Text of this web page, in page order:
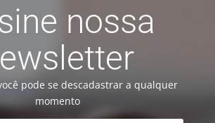
nossa
pode se descadastrar a qualquer
momento